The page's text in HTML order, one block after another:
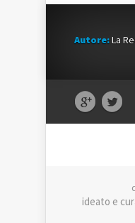
Autore:La
ideato e